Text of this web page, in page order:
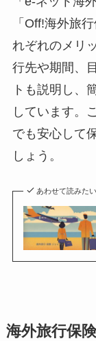
「Off!海外旅
れぞれのメリ
行先や期間、
トも説明し、
しています。
でも安心して
しょう。
あわせて読みたい
海外旅行保